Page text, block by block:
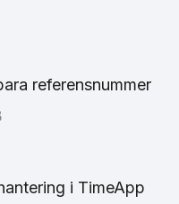
referensnummer
i TimeApp